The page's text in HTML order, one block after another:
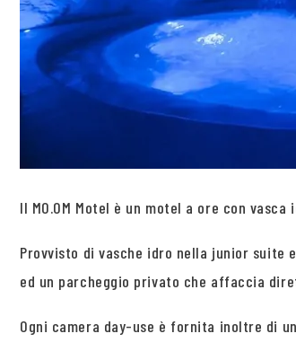
Il MO.OM Motel è un motel a ore con
Provvisto di vasche idro nella junior suite
ed un parcheggio privato che affaccia
Ogni camera day-use è fornita inoltre di